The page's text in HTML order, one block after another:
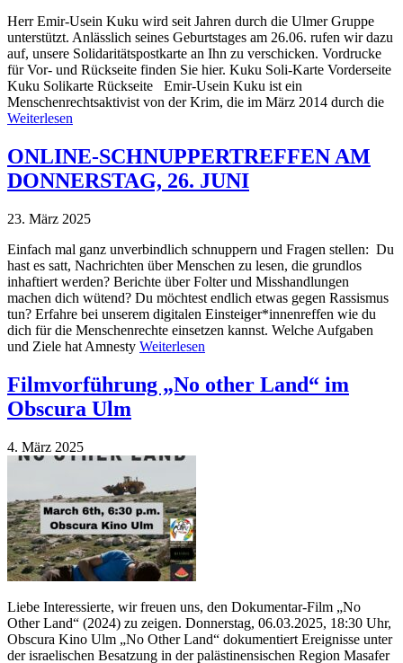
Herr Emir-Usein Kuku wird seit Jahren durch die Ulmer Gruppe
unterstützt. Anlässlich seines Geburtstages am 26.06. rufen wir dazu
auf, unsere Solidaritätspostkarte an Ihn zu verschicken. Vordrucke
für Vor- und Rückseite finden Sie hier. Kuku Soli-Karte Vorderseite
Kuku Solikarte Rückseite Emir-Usein Kuku ist ein
Menschenrechtsaktivist von der Krim, die im März 2014 durch die
Weiterlesen
ONLINE-SCHNUPPERTREFFEN AM
DONNERSTAG, 26. JUNI
23. März 2025
Einfach mal ganz unverbindlich schnuppern und Fragen stellen: Du
hast es satt, Nachrichten über Menschen zu lesen, die grundlos
inhaftiert werden? Berichte über Folter und Misshandlungen
machen dich wütend? Du möchtest endlich etwas gegen Rassismus
tun? Erfahre bei unserem digitalen Einsteiger*innenreffen wie du
dich für die Menschenrechte einsetzen kannst. Welche Aufgaben
und Ziele hat Amnesty Weiterlesen
Filmvorführung „No other Land“ im
Obscura Ulm
4. März 2025
Liebe Interessierte, wir freuen uns, den Dokumentar-Film „No
Other Land“ (2024) zu zeigen. Donnerstag, 06.03.2025, 18:30 Uhr,
Obscura Kino Ulm „No Other Land“ dokumentiert Ereignisse unter
der israelischen Besatzung in der palästinensischen Region Masafer